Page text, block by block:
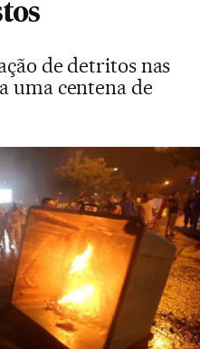
de detritos nas
uma centena de